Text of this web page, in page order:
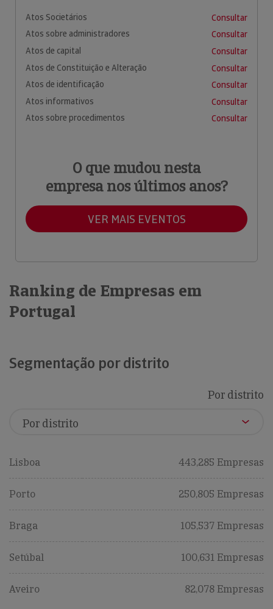
Atos Societários
Consultar
Atos sobre administradores
Consultar
Atos de capital
Consultar
Atos de Constituição e Alteração
Consultar
Atos de identificação
Consultar
Atos informativos
Consultar
Atos sobre procedimentos
Consultar
O que mudou nesta
empresa nos últimos anos?
VER MAIS EVENTOS
Ranking de Empresas em
Portugal
Segmentação por distrito
Por distrito
Lisboa 443,285 Empresas
Porto 250,805 Empresas
Braga 105,537 Empresas
Setúbal 100,631 Empresas
Aveiro 82,078 Empresas